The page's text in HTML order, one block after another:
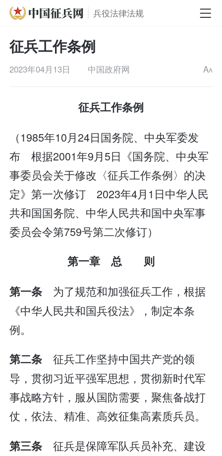
兵役法律法规
征兵工作条例
2023年04月13日 中国政府网 AA
征兵工作条例
（1985年10月24日国务院、中央军委发
布 根据2001年9月5日《国务院、中央军
事委员会关于修改〈征兵工作条例〉的决
定》第一次修订 2023年4月1日中华人民
共和国国务院、中华人民共和国中央军事
委员会令第759号第二次修订）
第一章 总 则
第一条 为了规范和加强征兵工作，根据
《中华人民共和国兵役法》，制定本条
例。
第二条 征兵工作坚持中国共产党的领
导，贯彻习近平强军思想，贯彻新时代军
事战略方针，服从国防需要，聚焦备战打
仗，依法、精准、高效征集高素质兵员。
第三条 征兵是保障军队兵员补充、建设